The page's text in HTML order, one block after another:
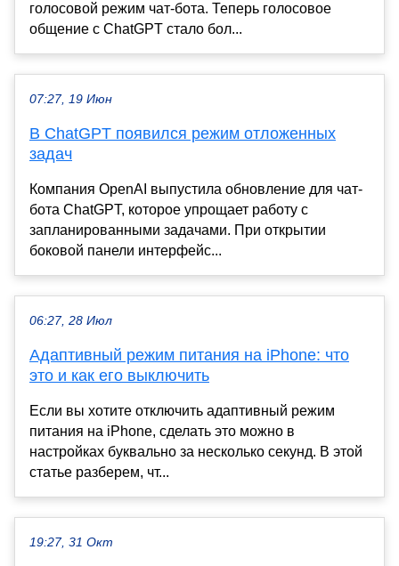
голосовой режим чат-бота. Теперь голосовое
общение с ChatGPT стало бол...
07:27, 19 Июн
В ChatGPT появился режим отложенных
задач
Компания OpenAI выпустила обновление для чат-
бота ChatGPT, которое упрощает работу с
запланированными задачами. При открытии
боковой панели интерфейс...
06:27, 28 Июл
Адаптивный режим питания на iPhone: что
это и как его выключить
Если вы хотите отключить адаптивный режим
питания на iPhone, сделать это можно в
настройках буквально за несколько секунд. В этой
статье разберем, чт...
19:27, 31 Окт